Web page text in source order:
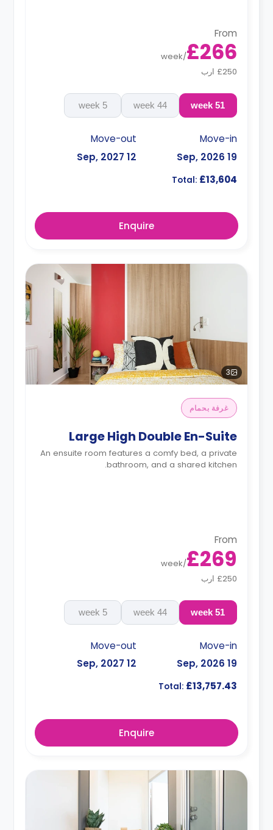
From
£266
/
week
£250 ارب
51 week
44 week
5 week
Move-in
19 Sep, 2026
Move-out
12 Sep, 2027
Total: £13,604
Enquire
3
غرفة بحمام
Large High Double En-Suite
An ensuite room features a comfy bed, a private
bathroom, and a shared kitchen.
From
£269
/
week
£250 ارب
51 week
44 week
5 week
Move-in
19 Sep, 2026
Move-out
12 Sep, 2027
Total: £13,757.43
Enquire